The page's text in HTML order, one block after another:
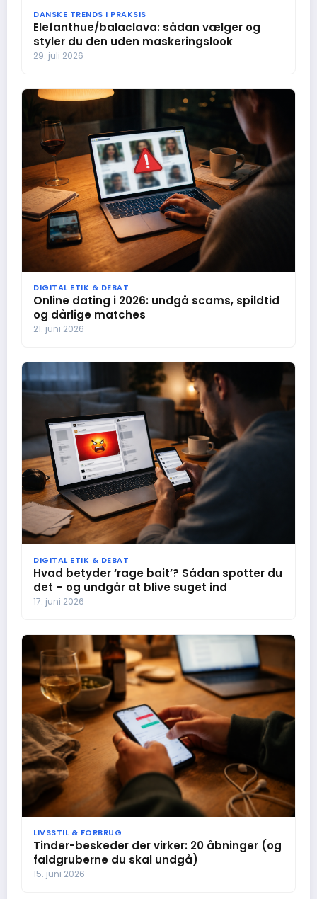
DANSKE TRENDS I PRAKSIS
Elefanthue/balaclava: sådan vælger og
styler du den uden maskeringslook
29. juli 2026
DIGITAL ETIK & DEBAT
Online dating i 2026: undgå scams, spildtid
og dårlige matches
21. juni 2026
DIGITAL ETIK & DEBAT
Hvad betyder ‘rage bait’? Sådan spotter du
det – og undgår at blive suget ind
17. juni 2026
LIVSSTIL & FORBRUG
Tinder-beskeder der virker: 20 åbninger (og
faldgruberne du skal undgå)
15. juni 2026